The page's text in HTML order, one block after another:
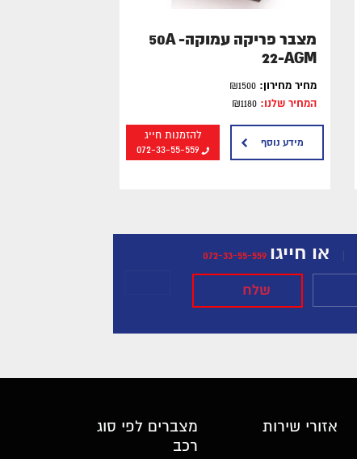
מצבר פריקה עמוקה- 50A
22-AGM
מחיר מחירון:
המחיר שלנו:
להזמנות חייג
072-33-55-559
מידע נוסף
או חייגו 072-33-55-559
אזורי שירות
מצברים לפי סוג
רכב